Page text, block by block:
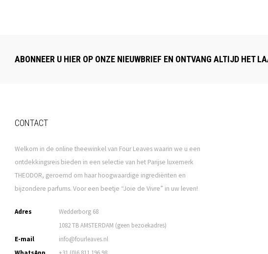
ABONNEER U HIER OP ONZE NIEUWBRIEF EN ONTVANG ALTIJD HET
CONTACT
Welkom in de online theewinkel van Four Leaves waarin we u een
ontdekkingsreis bieden in een selectie van het Parijse luxemerk
THEODOR, geroemd om haar hoogwaardige ingrediënten en
bijzondere parfums. Voor een beetje “Joie de Vivre” in uw leven!
Adres
Wedderborg 68
1082 TB AMSTERDAM (geen bezoekadres)
E-mail
info@fourleaves.nl